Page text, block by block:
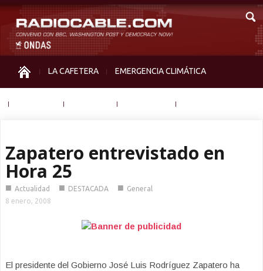
LA CAFETERA EMERGENCIA CLIMÁTICA
Zapatero entrevistado en
Hora 25
■ Actualidad ■ DESTACADA ■ General
8 enero, 2008
El presidente del Gobierno José Luis Rodríguez Zapatero ha